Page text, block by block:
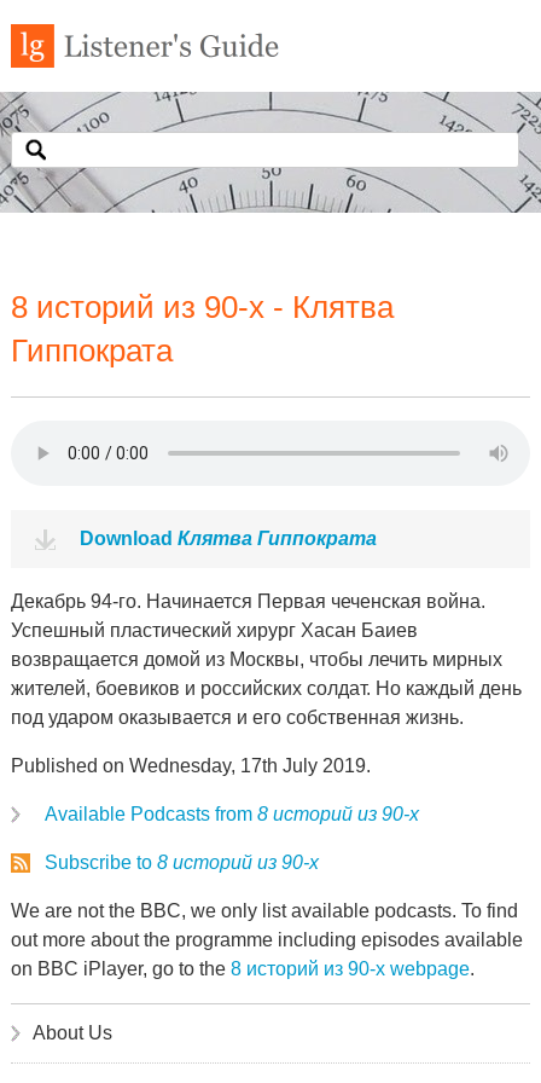
8 историй из 90-х - Клятва
Гиппократа
Download Клятва Гиппократа
Декабрь 94-го. Начинается Первая чеченская война.
Успешный пластический хирург Хасан Баиев
возвращается домой из Москвы, чтобы лечить мирных
жителей, боевиков и российских солдат. Но каждый день
под ударом оказывается и его собственная жизнь.
Published on Wednesday, 17th July 2019.
Available Podcasts from 8 историй из 90-х
Subscribe to 8 историй из 90-х
We are not the BBC, we only list available podcasts. To find
out more about the programme including episodes available
on BBC iPlayer, go to the 8 историй из 90-х webpage.
About Us